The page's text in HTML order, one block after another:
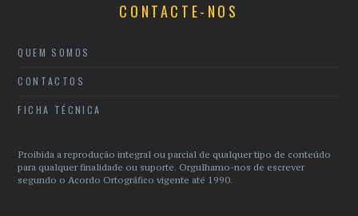
CONTACTE-NOS
QUEM SOMOS
CONTACTOS
FICHA TÉCNICA
Proibida a reprodução integral ou parcial de qualquer tipo de conteúdo
para qualquer finalidade ou suporte. Orgulhamo-nos de escrever
segundo o Acordo Ortográfico vigente até 1990.